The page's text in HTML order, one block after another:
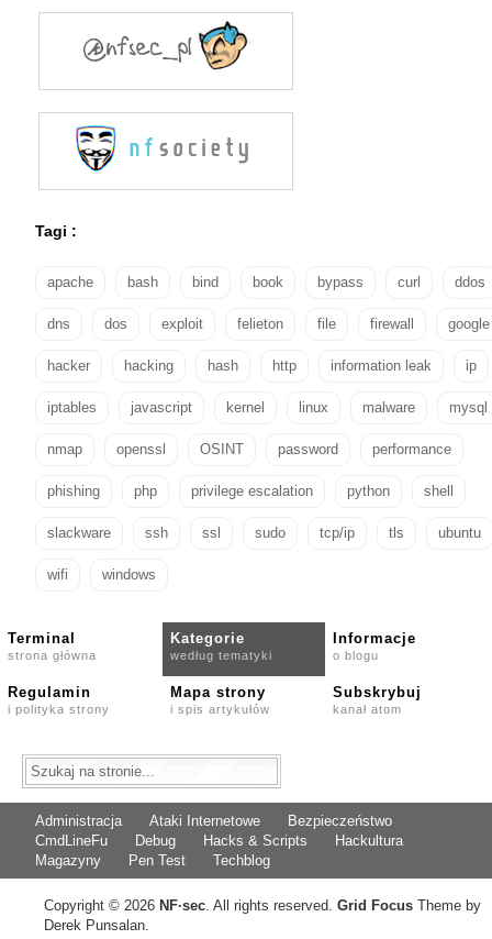
Tagi :
apache bash bind book bypass curl ddos
dns dos exploit felieton file firewall google
hacker hacking hash http information leak ip
iptables javascript kernel linux malware mysql
nmap openssl OSINT password performance
phishing php privilege escalation python shell
slackware ssh ssl sudo tcp/ip tls ubuntu
wifi windows
Terminal
strona główna
Kategorie
według tematyki
Informacje
o blogu
Regulamin
i polityka strony
Mapa strony
i spis artykułów
Subskrybuj
kanał atom
Administracja Ataki Internetowe
Bezpieczeństwo
CmdLineFu
Debug Hacks & Scripts
Hackultura
Magazyny
Pen Test Techblog
Copyright © 2026 NF·sec. All rights reserved. Grid Focus Theme by
Derek Punsalan.